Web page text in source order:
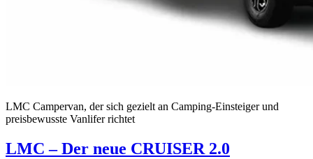
LMC Campervan, der sich gezielt an Camping-Einsteiger und
preisbewusste Vanlifer richtet
LMC – Der neue CRUISER 2.0